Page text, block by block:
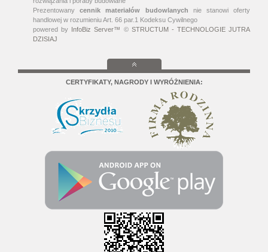
Prezentowanycennik materiałów budowlanych nie stanowi oferty
handlowej w rozumieniu Art. 66 par.1 Kodeksu Cywilnego
powered by InfoBiz Server™ © STRUCTUM - TECHNOLOGIE JUTRA
DZISIAJ
CERTYFIKATY, NAGRODY I WYRÓŻNIENIA: